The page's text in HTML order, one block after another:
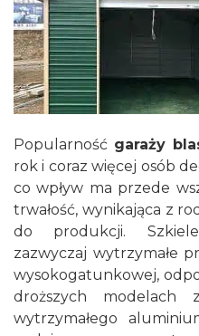
Popularność garaży
rok i coraz więcej osób
co wpływ ma przede
trwałość, wynikająca z
do produkcji.
zazwyczaj wytrzymałe
wysokogatunkowej,
droższych modelach
wytrzymałego